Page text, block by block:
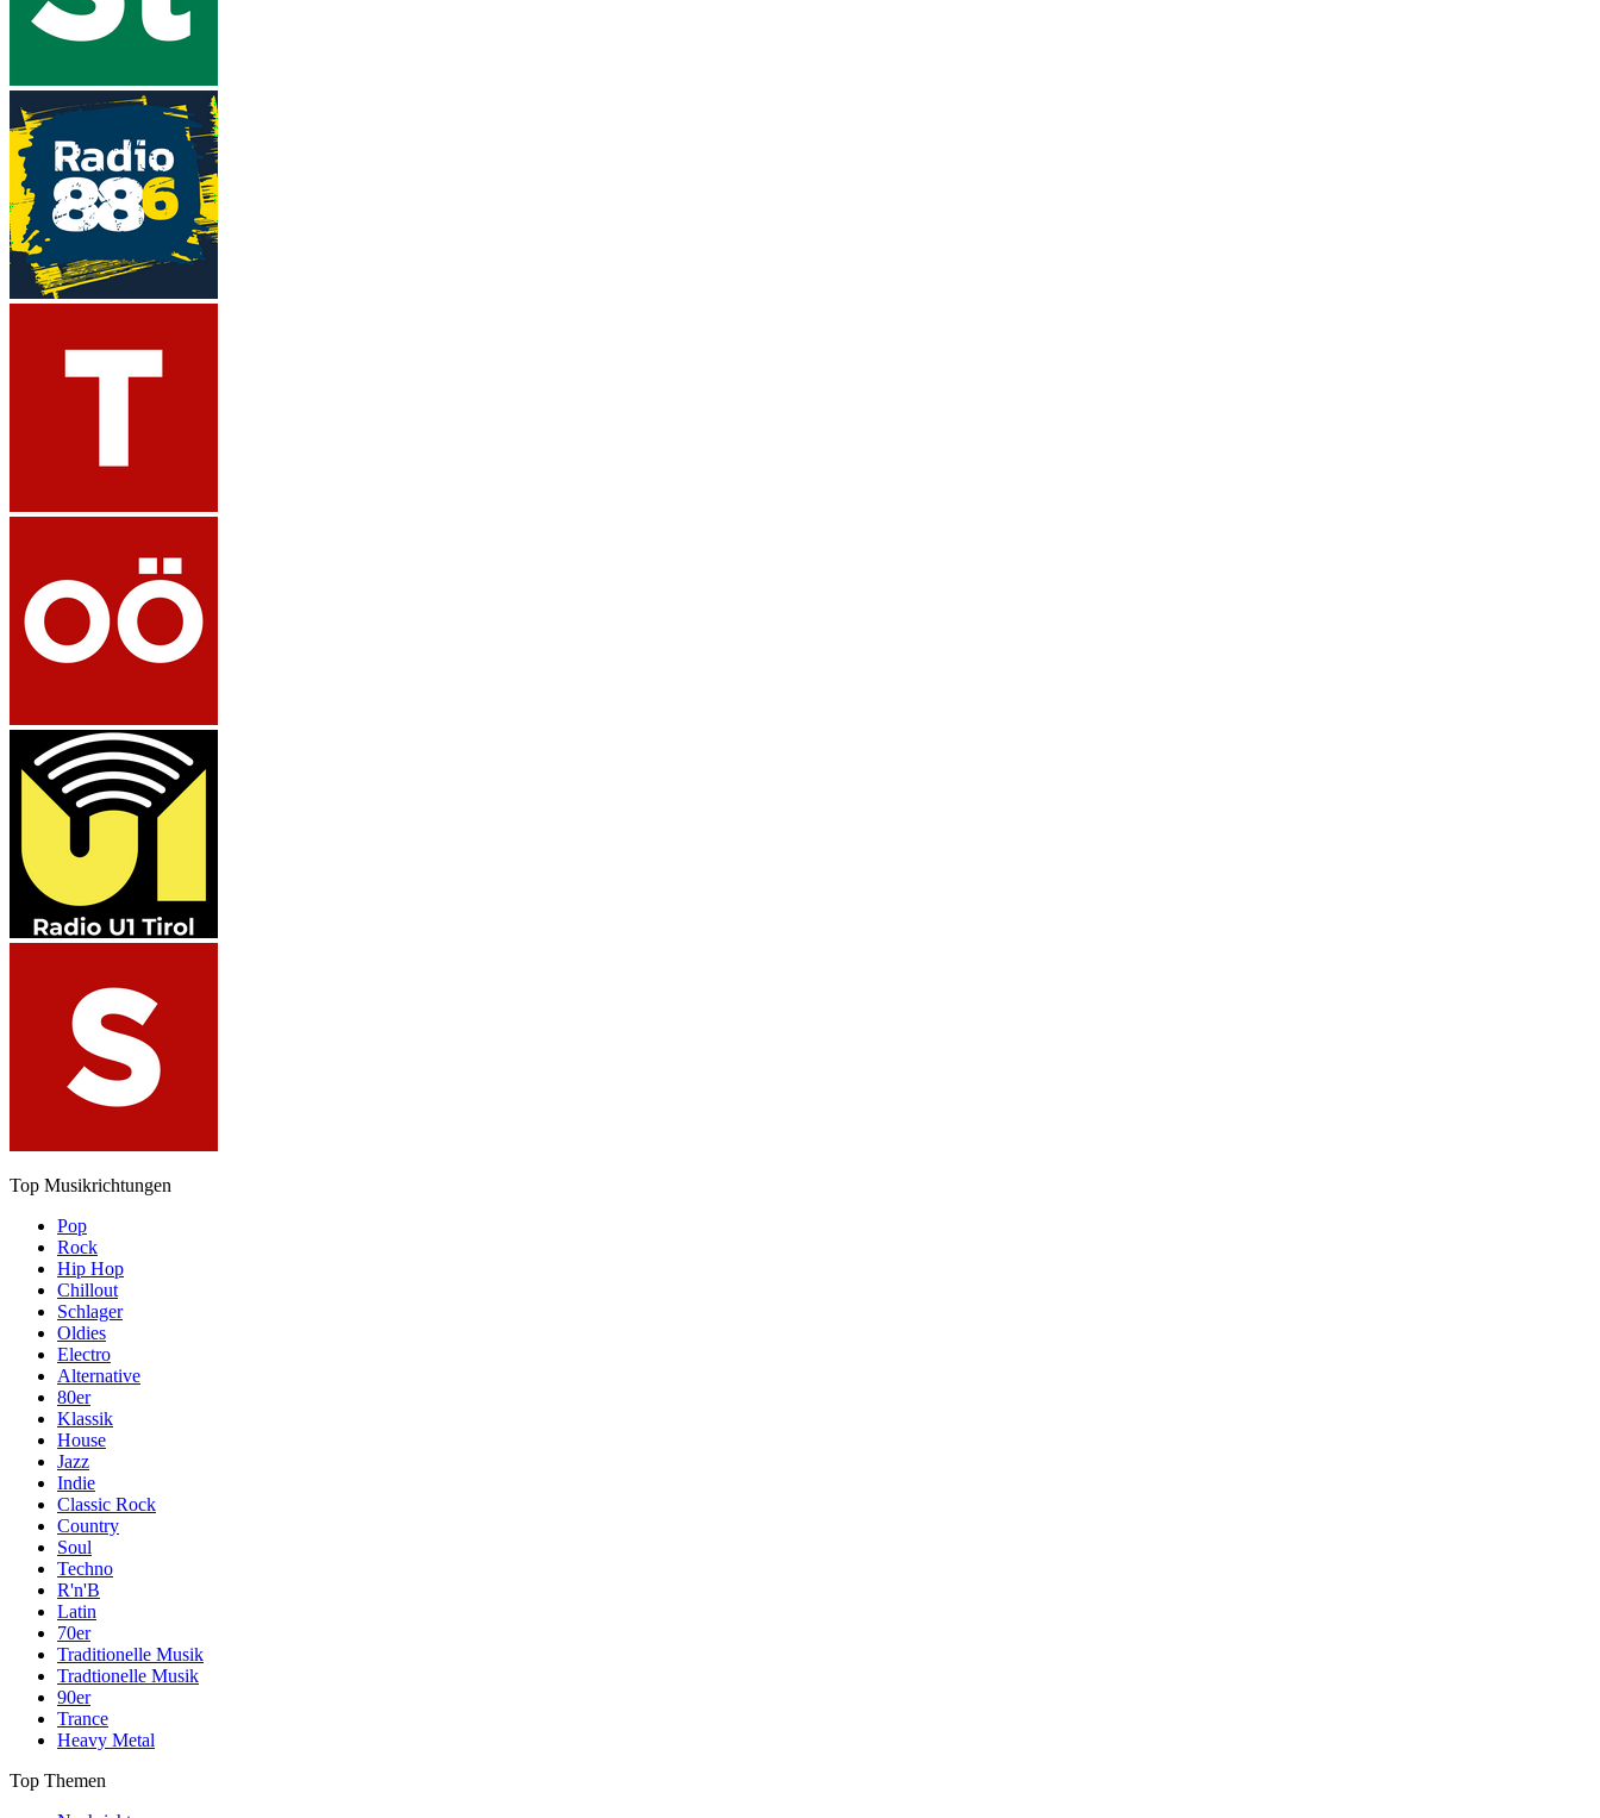
Top Musikrichtungen
Pop
Rock
Hip Hop
Chillout
Schlager
Oldies
Electro
Alternative
80er
Klassik
House
Jazz
Indie
Classic Rock
Country
Soul
Techno
R'n'B
Latin
70er
Traditionelle Musik
Tradtionelle Musik
90er
Trance
Heavy Metal
Top Themen